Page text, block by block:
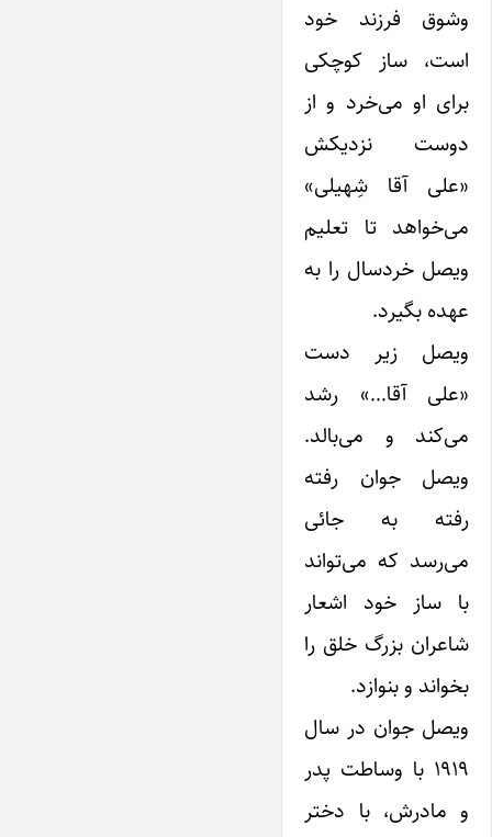
وشوق فرزند خود
است، ساز کوچکی
برای او می‌خرد و از
دوست نزدیکش
«علی آقا شِهیلی»
می‌خواهد تا تعلیم
ویصل خردسال را به
عهده بگیرد.
ویصل زیر دست
«علی آقا…» رشد
می‌کند و می‌بالد.
ویصل جوان رفته
رفته به جائی
می‌رسد که می‌تواند
با ساز خود ‌اشعار
شاعران بزرگ خلق را
بخواند و بنوازد.
ویصل جوان در سال
۱۹۱۹ با وساطت پدر
و مادرش، با دختر